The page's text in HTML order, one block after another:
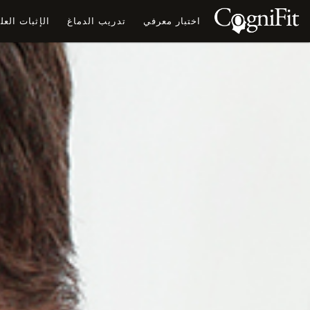
اختبار معرفي تدريب الدماغ الإثبات